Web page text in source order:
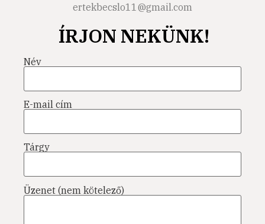
ertekbecslo11@gmail.com
ÍRJON NEKÜNK!
Név
E-mail cím
Tárgy
Üzenet (nem kötelező)